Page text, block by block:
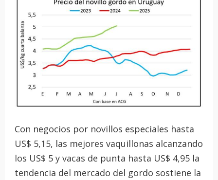
Con negocios por novillos especiales hasta
US$ 5,15, las mejores vaquillonas alcanzando
los US$ 5 y vacas de punta hasta US$ 4,95 la
tendencia del mercado del gordo sostiene la